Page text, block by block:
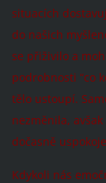
situacích
do našich
se přiživilo a
podrobnosti “co
tělo ustoupí.
nezměnila,
dočasně
Kdykoli nás